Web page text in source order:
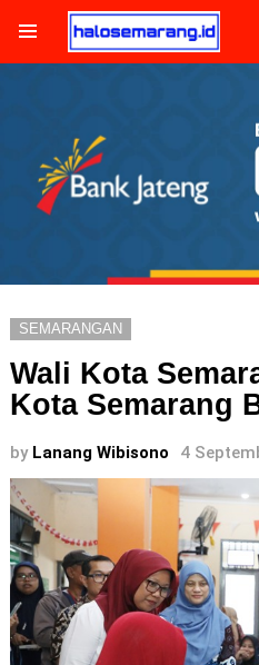
SEMARANGAN
Wali Kota
Kota Semarang
by Lanang Wibisono 4